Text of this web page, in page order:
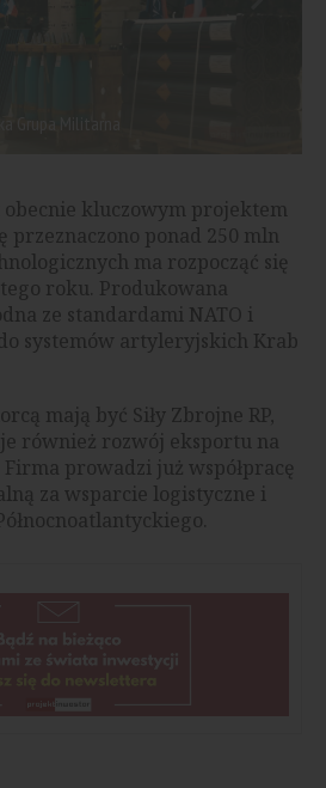
kluczowym projektem
przeznaczono ponad 250 mln
ma rozpocząć się
roku. Produkowana
ze standardami NATO i
systemów artyleryjskich Krab
mają być Siły Zbrojne RP,
również rozwój eksportu na
prowadzi już współpracę
za wsparcie logistyczne i